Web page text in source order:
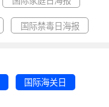
国际禁毒日海报
国际海关日